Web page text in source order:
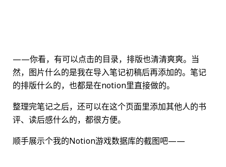
——你看，有可以点击的目录，排版也清清爽爽。当
然，图片什么的是我在导入笔记初稿后再添加的。笔记
的排版什么的，也都是在notion里直接做的。
整理完笔记之后，还可以在这个页面里添加其他人的书
评、读后感什么的，都很方便。
顺手展示个我的Notion游戏数据库的截图吧——